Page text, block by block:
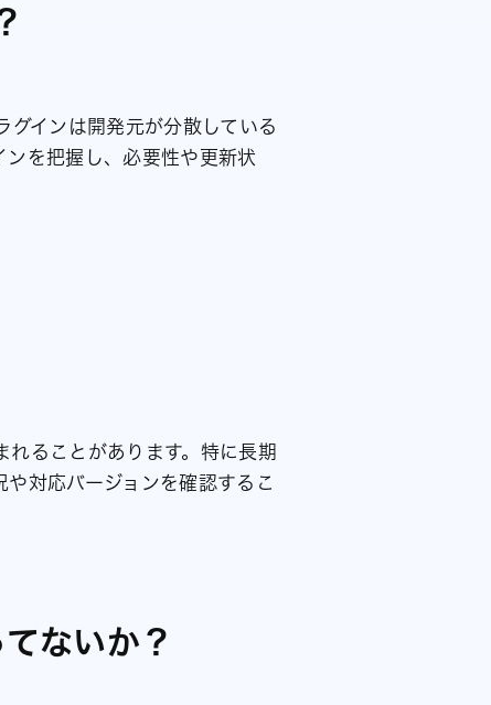
グインは開発元が分散している
を把握し、必要性や更新状
ることがあります。特に長期
対応バージョンを確認するこ
ないか？